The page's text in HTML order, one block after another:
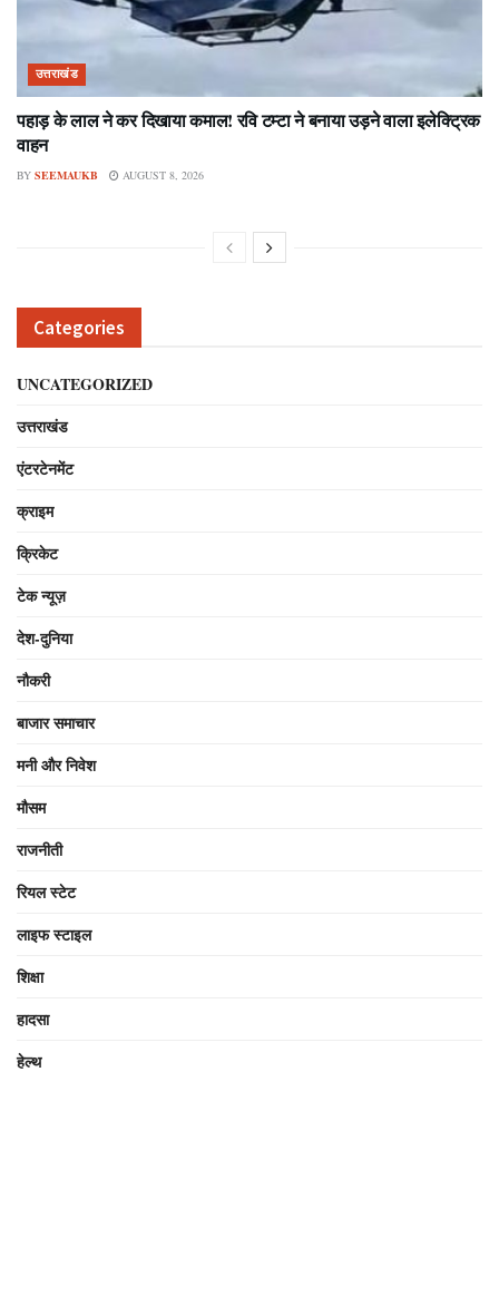
उत्तराखंड
पहाड़ के लाल ने कर दिखाया कमाल! रवि टम्टा ने बनाया उड़ने वाला इलेक्ट्रिक
वाहन
BY SEEMAUKB AUGUST 8, 2026
Categories
UNCATEGORIZED
उत्तराखंड
एंटरटेनमेंट
क्राइम
क्रिकेट
टेक न्यूज़
देश-दुनिया
नौकरी
बाजार समाचार
मनी और निवेश
मौसम
राजनीती
रियल स्टेट
लाइफ स्टाइल
शिक्षा
हादसा
हेल्थ